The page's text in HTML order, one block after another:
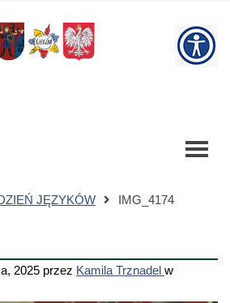
JĘZYKÓW IMG_4174
2025 przez Kamila Trznadel w